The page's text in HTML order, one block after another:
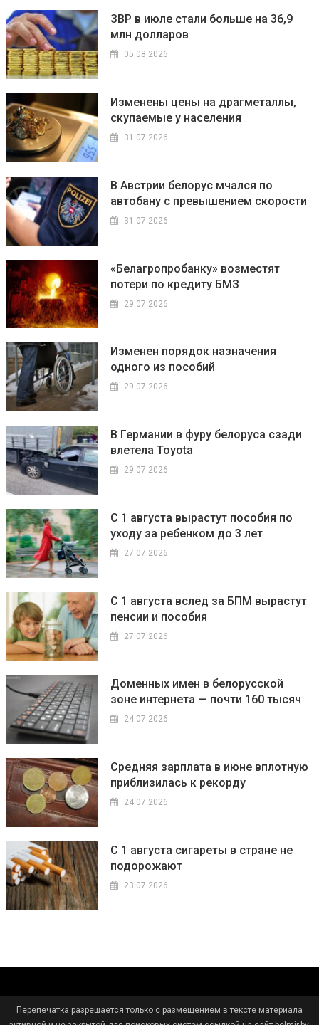
ЗВР в июле стали больше на 36,9
млн долларов
05.08.2026
Изменены цены на драгметаллы,
скупаемые у населения
31.07.2026
В Австрии белорус мчался по
автобану с превышением скорости
31.07.2026
«Белагропробанку» возместят
потери по кредиту БМЗ
29.07.2026
Изменен порядок назначения
одного из пособий
29.07.2026
В Германии в фуру белоруса сзади
влетела Toyota
29.07.2026
С 1 августа вырастут пособия по
уходу за ребенком до 3 лет
27.07.2026
С 1 августа вслед за БПМ вырастут
пенсии и пособия
27.07.2026
Доменных имен в белорусской
зоне интернета — почти 160 тысяч
24.07.2026
Средняя зарплата в июне вплотную
приблизилась к рекорду
24.07.2026
С 1 августа сигареты в стране не
подорожают
23.07.2026
Перепечатка разрешается только с размещением в тексте материала